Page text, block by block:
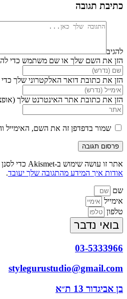
כתיבת תגובה
להגיב
הזן את השם שלך או שם משתמש כדי
הזן את כתובת דואר האלקטרוני שלך כדי
הזן את כתובת אתר האינטרנט שלך
שמור בדפדפן זה את השם, האימייל
אתר זו עושה שימוש ב-Akismet כדי לסנן תגובות זבל.
אודות איך המידע מהתגובה שלך יעובד.
שם
אימייל
טלפון
בואי נדבר
03-5333966
stylegurustudio@gmail.com
בן אביגדור 13 ת״א